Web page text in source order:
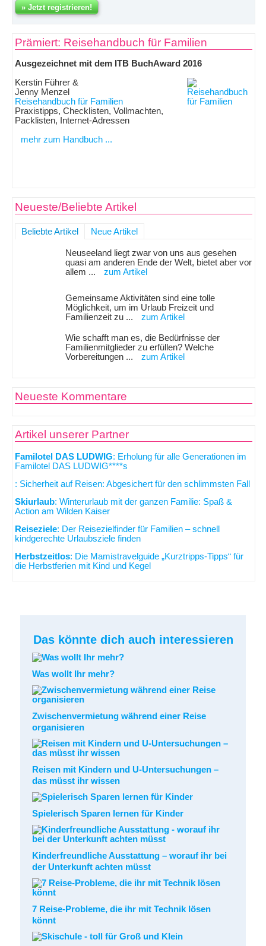
Prämiert: Reisehandbuch für Familien
Ausgezeichnet mit dem ITB BuchAward 2016
Kerstin Führer &
Jenny Menzel
Reisehandbuch für Familien
Praxistipps, Checklisten, Vollmachten,
Packlisten, Internet-Adressen
mehr zum Handbuch ...
Neueste/Beliebte Artikel
Beliebte Artikel Neue Artikel
Neuseeland liegt zwar von uns aus gesehen
quasi am anderen Ende der Welt, bietet aber vor
allem ...
zum Artikel
Gemeinsame Aktivitäten sind eine tolle
Möglichkeit, um im Urlaub Freizeit und
Familienzeit zu ...
zum Artikel
Wie schafft man es, die Bedürfnisse der
Familienmitglieder zu erfüllen? Welche
Vorbereitungen ...
zum Artikel
Neueste Kommentare
Artikel unserer Partner
Familotel DAS LUDWIG: Erholung für alle Generationen im
Familotel DAS LUDWIG****s
: Sicherheit auf Reisen: Abgesichert für den schlimmsten Fall
Skiurlaub: Winterurlaub mit der ganzen Familie: Spaß &
Action am Wilden Kaiser
Reiseziele: Der Reisezielfinder für Familien – schnell
kindgerechte Urlaubsziele finden
Herbstzeitlos: Die Mamistravelguide „Kurztripps-Tipps“ für
die Herbstferien mit Kind und Kegel
Das könnte dich auch interessieren
Was wollt Ihr mehr?
Zwischenvermietung während einer Reise
organisieren
Reisen mit Kindern und U-Untersuchungen –
das müsst ihr wissen
Spielerisch Sparen lernen für Kinder
Kinderfreundliche Ausstattung – worauf ihr bei
der Unterkunft achten müsst
7 Reise-Probleme, die ihr mit Technik lösen
könnt